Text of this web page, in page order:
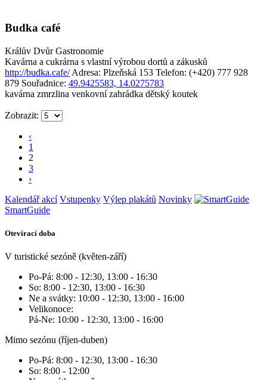
Budka café
Králův Dvůr Gastronomie
Kavárna a cukrárna s vlastní výrobou dortů a zákusků
http://budka.cafe/ Adresa: Plzeňská 153 Telefon: (+420) 777 928
879 Souřadnice: 49.9425583, 14.0275783
kavárna zmrzlina venkovní zahrádka dětský koutek
Zobrazit:
‹
1
2
3
›
Kalendář akcí Vstupenky Výlep plakátů Novinky
SmartGuide
Otevírací doba
V turistické sezóně (květen-září)
Po-Pá: 8:00 - 12:30, 13:00 - 16:30
So: 8:00 - 12:30, 13:00 - 16:30
Ne a svátky: 10:00 - 12:30, 13:00 - 16:00
Velikonoce:
Pá-Ne: 10:00 - 12:30, 13:00 - 16:00
Mimo sezónu (říjen-duben)
Po-Pá: 8:00 - 12:30, 13:00 - 16:30
So: 8:00 - 12:00